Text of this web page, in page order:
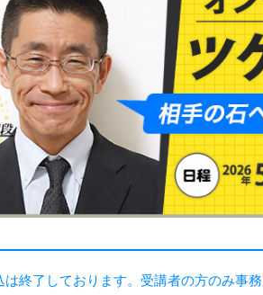
は終了しております。受講者の方のみ事